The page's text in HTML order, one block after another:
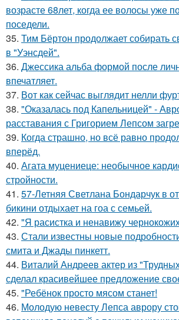
возрасте 68лет, когда ее волосы уже
поседели.
35. Тим Бёртон продолжает собирать
в "Уэнсдей".
36. Джессика альба формой после
впечатляет.
37. Вот как сейчас выглядит нелли
38. "Оказалась под Капельницей" -
расставания с Григорием Лепсом
39. Когда страшно, но всё равно
вперёд.
40. Агата муцениеце: необычное
стройности.
41. 57-Летняя Светлана Бондарчук в
бикини отдыхает на гоа с семьей.
42. "Я расистка и ненавижу
43. Стали известны новые
смита и Джады пинкетт.
44. Виталий Андреев актер из
сделал красивейшее предложение
45. "Ребёнок просто мясом станет!
46. Молодую невесту Лепса аврору